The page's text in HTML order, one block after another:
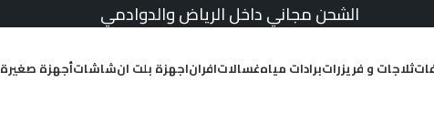
الشحن مجاني داخل الرياض والدوادمي
ثلاجات و فريزراتبرادات مياهغسالاتافراناجهزة بلت انشاشاتأجهزة صغيرة